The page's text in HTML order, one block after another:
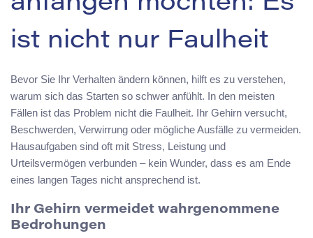
ist nicht nur Faulheit
Bevor Sie Ihr Verhalten ändern können, hilft es zu verstehen,
warum sich das Starten so schwer anfühlt. In den meisten
Fällen ist das Problem nicht die Faulheit. Ihr Gehirn versucht,
Beschwerden, Verwirrung oder mögliche Ausfälle zu vermeiden.
Hausaufgaben sind oft mit Stress, Leistung und
Urteilsvermögen verbunden – kein Wunder, dass es am Ende
eines langen Tages nicht ansprechend ist.
Ihr Gehirn vermeidet wahrgenommene
Bedrohungen